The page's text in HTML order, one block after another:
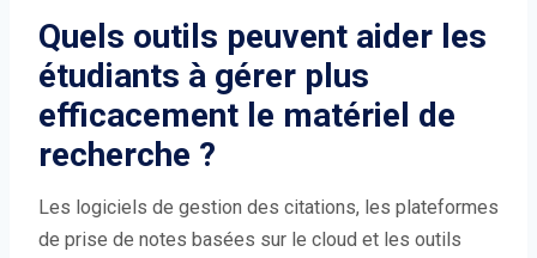
Quels outils peuvent aider les
étudiants à gérer plus
efficacement le matériel de
recherche ?
Les logiciels de gestion des citations, les plateformes
de prise de notes basées sur le cloud et les outils